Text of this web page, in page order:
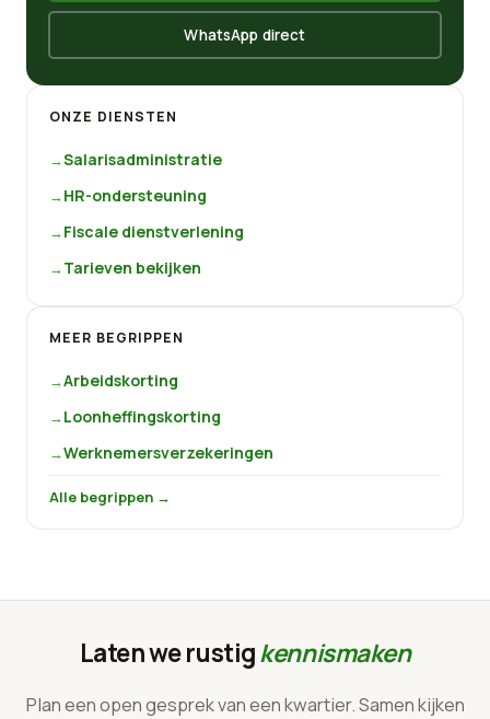
WhatsApp direct
ONZE DIENSTEN
Salarisadministratie
HR-ondersteuning
Fiscale dienstverlening
Tarieven bekijken
MEER BEGRIPPEN
Arbeidskorting
Loonheffingskorting
Werknemersverzekeringen
Alle begrippen →
Laten we rustigkennismaken
Plan een open gesprek van een kwartier. Samen kijken